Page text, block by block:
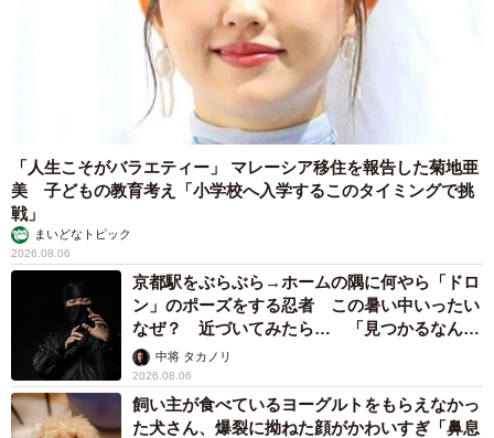
「人生こそがバラエティー」 マレーシア移住を報告した菊地亜
美 子どもの教育考え「小学校へ入学するこのタイミングで挑
戦」
まいどなトピック
2026.08.06
京都駅をぶらぶら→ホームの隅に何やら「ドロ
ン」のポーズをする忍者 この暑い中いったい
なぜ？ 近づいてみたら… 「見つかるなんて
未熟」中将 タカノリ
2026.08.06
飼い主が食べているヨーグルトをもらえなかっ
た犬さん、爆裂に拗ねた顔がかわいすぎ「鼻息